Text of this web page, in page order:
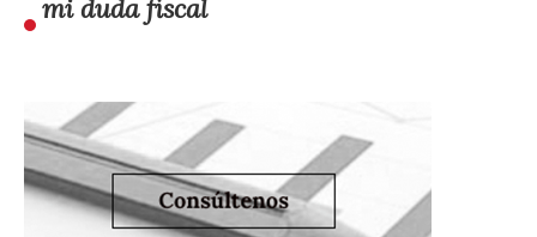
mi duda fiscal